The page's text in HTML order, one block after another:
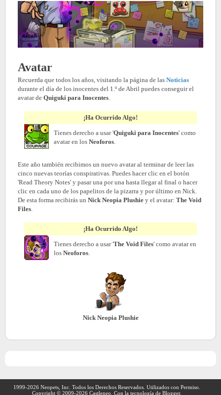
Avatar
Recuerda que todos los años, visitando la página de las Noticias
durante el día de los inocentes del 1.º de Abril puedes conseguir el
avatar de Quiguki para Inocentes
¡Ha Ocurrido Algo!
Tienes derecho a usar 'Quiguki para Inocentes' como
avatar en los Neoforos
Este año también recibimos un nuevo avatar al terminar de leer las
cinco nuevas teorías conspirativas. Puedes hacer clic en el botón
'Read Theory Notes' y pasar una por una hasta llegar al final o hacer
clic en cada uno de los papelitos de la pizarra y por último en Nick.
De esta forma recibirás un Nick Neopia Plushie y el avatar: The Void
Files
¡Ha Ocurrido Algo!
Tienes derecho a usar 'The Void Files' como avatar en
los Neoforos
Nick Neopia Plushie
1999-2026 Neopets, Inc. Todos los Derechos Reservados. Utilizados con Permiso.
Copyright © 2009-2026 Castleneo. Con la tecnología de Blogger.